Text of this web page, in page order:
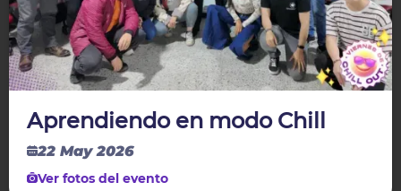
Aprendiendo en modo Chill
22 May 2026
Ver fotos del evento